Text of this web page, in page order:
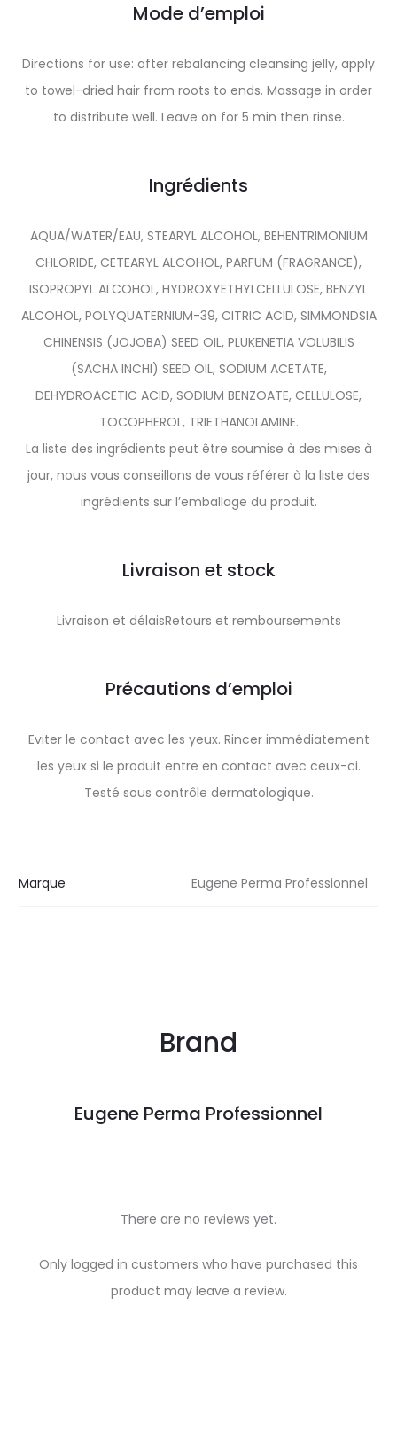
Mode d’emploi
Directions for use: after rebalancing cleansing jelly, apply
to towel-dried hair from roots to ends. Massage in order
to distribute well. Leave on for 5 min then rinse.
Ingrédients
AQUA/WATER/EAU, STEARYL ALCOHOL, BEHENTRIMONIUM
CHLORIDE, CETEARYL ALCOHOL, PARFUM (FRAGRANCE),
ISOPROPYL ALCOHOL, HYDROXYETHYLCELLULOSE, BENZYL
ALCOHOL, POLYQUATERNIUM-39, CITRIC ACID, SIMMONDSIA
CHINENSIS (JOJOBA) SEED OIL, PLUKENETIA VOLUBILIS
(SACHA INCHI) SEED OIL, SODIUM ACETATE,
DEHYDROACETIC ACID, SODIUM BENZOATE, CELLULOSE,
TOCOPHEROL, TRIETHANOLAMINE.
La liste des ingrédients peut être soumise à des mises à
jour, nous vous conseillons de vous référer à la liste des
ingrédients sur l’emballage du produit.
Livraison et stock
Livraison et délaisRetours et remboursements
Précautions d’emploi
Eviter le contact avec les yeux. Rincer immédiatement
les yeux si le produit entre en contact avec ceux-ci.
Testé sous contrôle dermatologique.
Marque Eugene Perma Professionnel
Brand
Eugene Perma Professionnel
There are no reviews yet.
Only logged in customers who have purchased this
product may leave a review.